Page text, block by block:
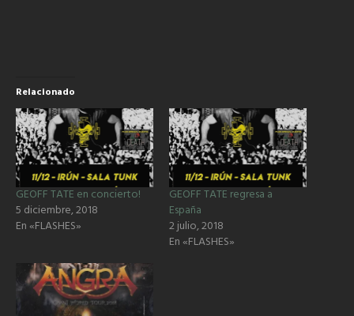
Relacionado
GEOFF TATE en concierto!
5 diciembre, 2018
En «FLASHES»
GEOFF TATE regresa a
España
2 julio, 2018
En «FLASHES»